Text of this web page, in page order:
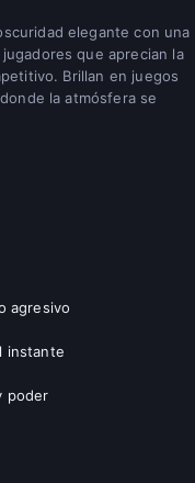
elegante con una
que aprecian la
Brillan en juegos
la atmósfera se
agresivo
instante
poder